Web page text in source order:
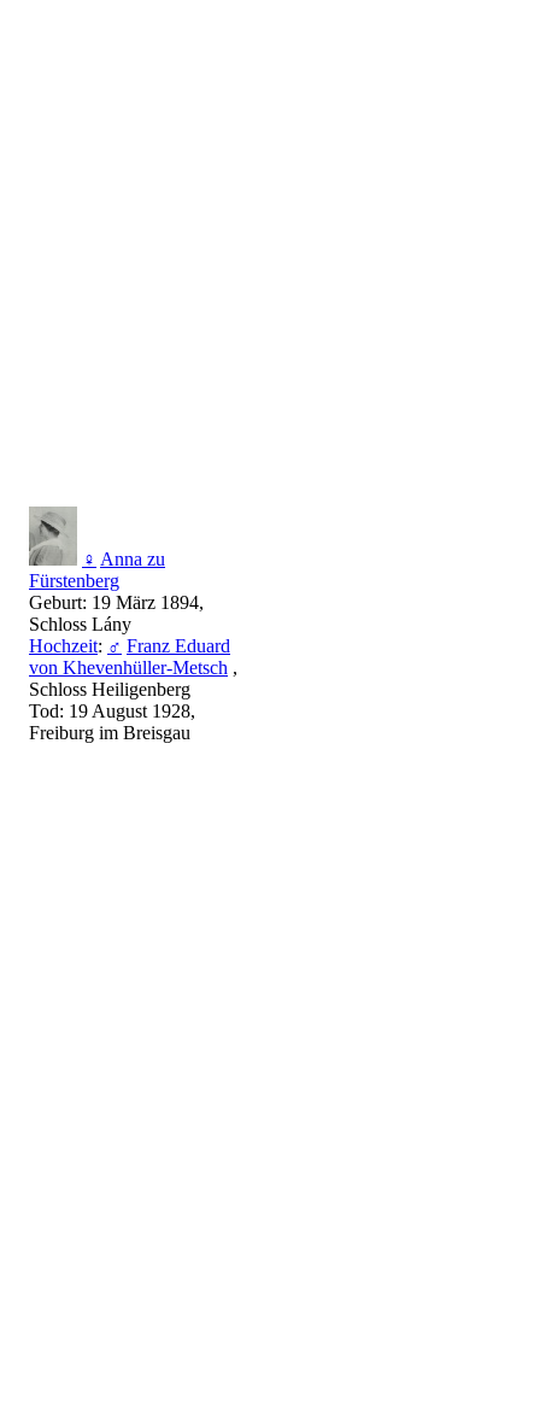
♀ Anna zu
Fürstenberg
Geburt: 19 März 1894,
Schloss Lány
Hochzeit: ♂ Franz Eduard
von Khevenhüller-Metsch ,
Schloss Heiligenberg
Tod: 19 August 1928,
Freiburg im Breisgau